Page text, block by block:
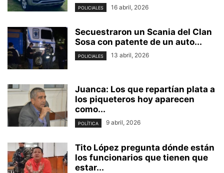
POLICIALES 16 abril, 2026
Secuestraron un Scania del Clan
Sosa con patente de un auto...
POLICIALES 13 abril, 2026
Juanca: Los que repartían plata a
los piqueteros hoy aparecen
como...
POLÍTICA 9 abril, 2026
Tito López pregunta dónde están
los funcionarios que tienen que
estar...